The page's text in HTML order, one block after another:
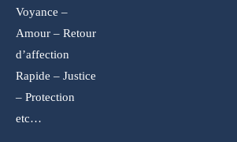
Voyance –
Amour – Retour
d’affection
Rapide – Justice
– Protection
etc…